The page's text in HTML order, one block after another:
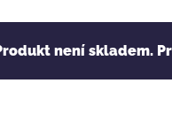
není skladem.